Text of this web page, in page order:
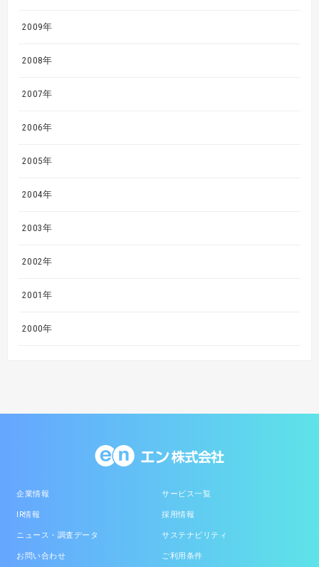
2009年
2008年
2007年
2006年
2005年
2004年
2003年
2002年
2001年
2000年
企業情報 サービス一覧
IR情報 採用情報
ニュース・調査データ サステナビリティ
お問い合わせ ご利用条件